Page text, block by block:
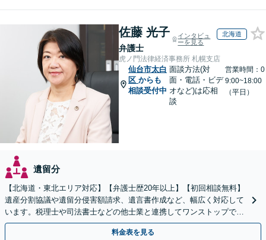
佐藤 光子
弁護士
インタビュ
ーを見る
北海道
虎ノ門法律経済事務所 札幌支店
仙台市太白
区 からも
相談受付中
面談方法(対
面・電話・ビデ
オなど)は応相
談
営業時間：0
9:00~18:00
（平日）
遺留分
【北海道・東北エリア対応】【弁護士歴20年以上】【初回相談無料】
遺産分割協議や遺留分侵害額請求、遺言書作成など、幅広く対応して
います。税理士や司法書士などの他士業と連携してワンストップでの
解決が可能です。ぜひご相談ください。
料金表を見る